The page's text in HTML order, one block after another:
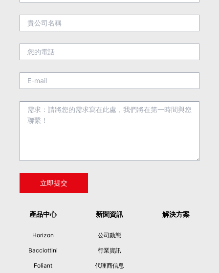
產品中心
Horizon
Bacciottini
Foliant
新聞資訊
公司動態
行業資訊
代理商信息
解決方案